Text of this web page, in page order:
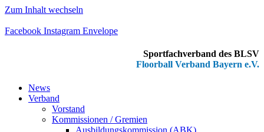
Zum Inhalt wechseln
Facebook Instagram Envelope
Sportfachverband des BLSV
Floorball Verband Bayern e.V.
News
Verband
Vorstand
Kommissionen / Gremien
Ausbildungskommission (ABK)